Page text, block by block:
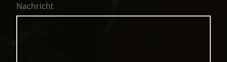
Nachricht